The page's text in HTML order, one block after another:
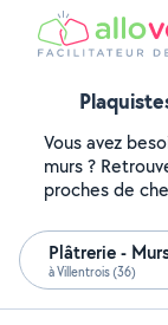
Vous avez
murs ?
proches de
Plâtrerie -
à Villentrois (36)